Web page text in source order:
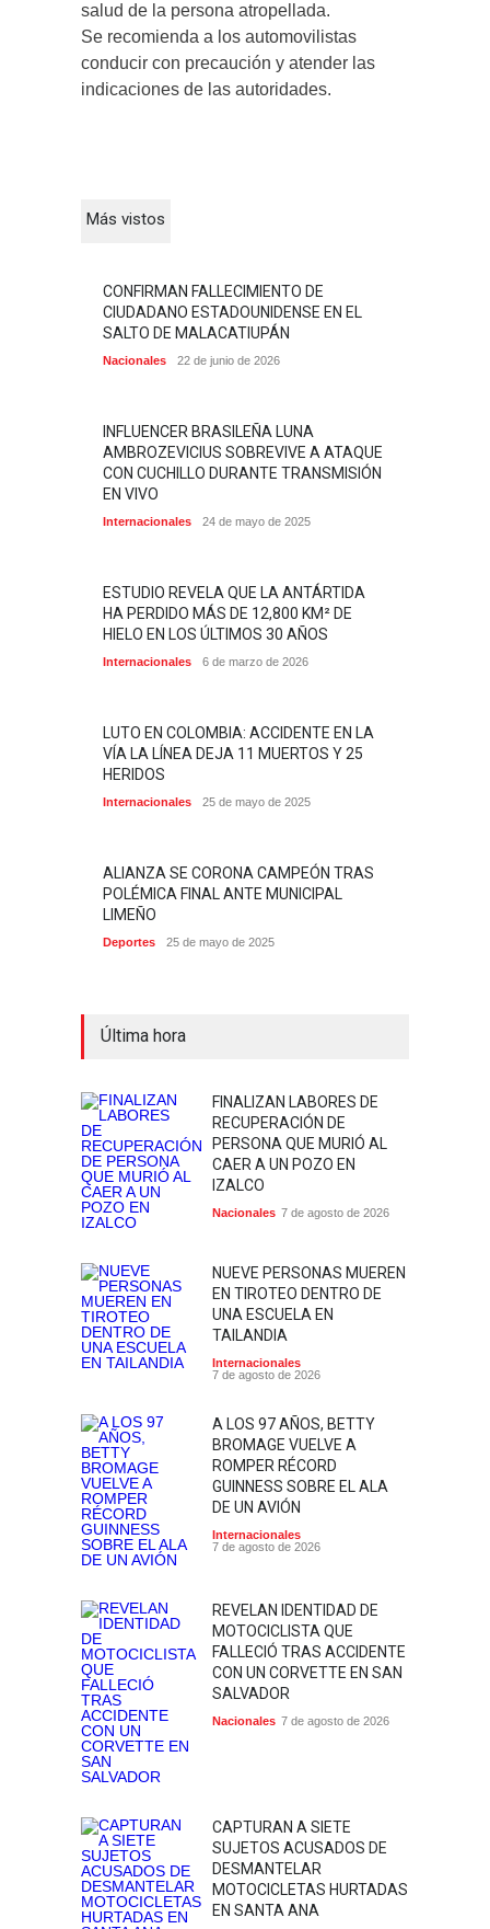
salud de la persona atropellada.
Se recomienda a los automovilistas
conducir con precaución y atender las
indicaciones de las autoridades.
Más vistos
CONFIRMAN FALLECIMIENTO DE
CIUDADANO ESTADOUNIDENSE EN EL
SALTO DE MALACATIUPÁN
Nacionales 22 de junio de 2026
INFLUENCER BRASILEÑA LUNA
AMBROZEVICIUS SOBREVIVE A ATAQUE
CON CUCHILLO DURANTE TRANSMISIÓN
EN VIVO
Internacionales 24 de mayo de 2025
ESTUDIO REVELA QUE LA ANTÁRTIDA
HA PERDIDO MÁS DE 12,800 KM² DE
HIELO EN LOS ÚLTIMOS 30 AÑOS
Internacionales 6 de marzo de 2026
LUTO EN COLOMBIA: ACCIDENTE EN LA
VÍA LA LÍNEA DEJA 11 MUERTOS Y 25
HERIDOS
Internacionales 25 de mayo de 2025
ALIANZA SE CORONA CAMPEÓN TRAS
POLÉMICA FINAL ANTE MUNICIPAL
LIMEÑO
Deportes 25 de mayo de 2025
Última hora
FINALIZAN LABORES DE
RECUPERACIÓN DE
PERSONA QUE MURIÓ AL
CAER A UN POZO EN
IZALCO
Nacionales 7 de agosto de 2026
NUEVE PERSONAS MUEREN
EN TIROTEO DENTRO DE
UNA ESCUELA EN
TAILANDIA
Internacionales
7 de agosto de 2026
A LOS 97 AÑOS, BETTY
BROMAGE VUELVE A
ROMPER RÉCORD
GUINNESS SOBRE EL ALA
DE UN AVIÓN
Internacionales
7 de agosto de 2026
REVELAN IDENTIDAD DE
MOTOCICLISTA QUE
FALLECIÓ TRAS ACCIDENTE
CON UN CORVETTE EN SAN
SALVADOR
Nacionales 7 de agosto de 2026
CAPTURAN A SIETE
SUJETOS ACUSADOS DE
DESMANTELAR
MOTOCICLETAS HURTADAS
EN SANTA ANA